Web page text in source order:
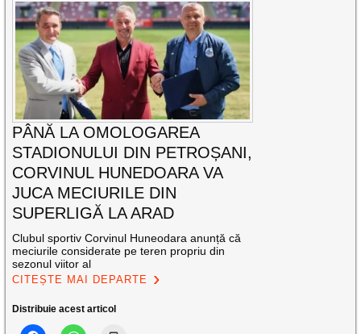
PÂNĂ LA OMOLOGAREA
STADIONULUI DIN PETROȘANI,
CORVINUL HUNEDOARA VA
JUCA MECIURILE DIN
SUPERLIGĂ LA ARAD
Clubul sportiv Corvinul Huneodara anunță că
meciurile considerate pe teren propriu din
sezonul viitor al
CITEȘTE MAI DEPARTE
Distribuie acest articol